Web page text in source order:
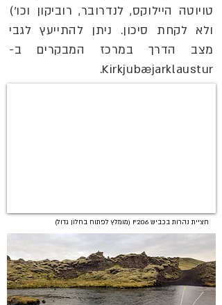
טויוטה היילוקס, לנדרובר, רוביקון וכו')
ולא לקחת סיכון. ניתן להתייעץ לגבי
מצב הדרך במרכז המבקרים ב-
Kirkjubæjarklaustur.
חציית נהרות בכביש F206 (מומלץ לפתוח בחלון גדול)